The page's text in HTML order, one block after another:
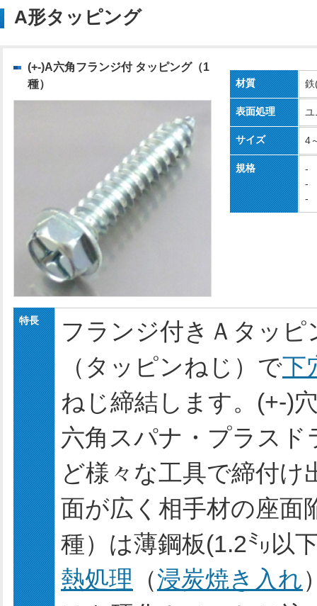
A形タッピング
(+-)A六角フランジ付 タッピング（1
種）
材質 鉄
表面処理
サイズ 4
規格
-
-
-
特長
フランジ付きＡタッピ
（タッピンねじ）で下
ねじ締結します。(+-)
六角スパナ・プラス
ど様々な工具で締付
面が広く相手材の座面
種）は薄鋼板(1.2㍉以
熱処理 （浸炭焼き入れ